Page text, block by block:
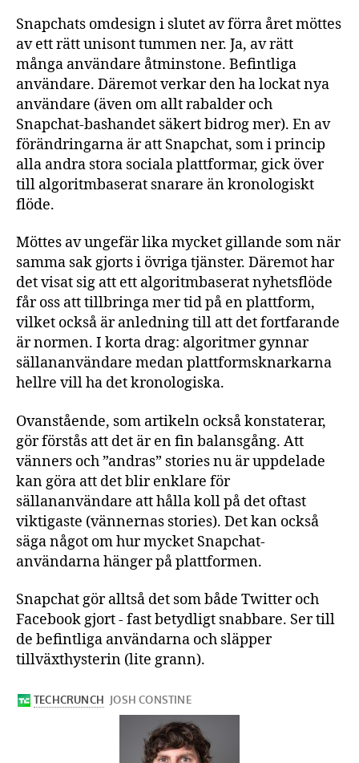
Snapchats omdesign i slutet av förra året möttes
av ett rätt unisont tummen ner. Ja, av rätt
många användare åtminstone. Befintliga
användare. Däremot verkar den ha lockat nya
användare (även om allt rabalder och
Snapchat-bashandet säkert bidrog mer). En av
förändringarna är att Snapchat, som i princip
alla andra stora sociala plattformar, gick över
till algoritmbaserat snarare än kronologiskt
flöde.
Möttes av ungefär lika mycket gillande som när
samma sak gjorts i övriga tjänster. Däremot har
det visat sig att ett algoritmbaserat nyhetsflöde
får oss att tillbringa mer tid på en plattform,
vilket också är anledning till att det fortfarande
är normen. I korta drag: algoritmer gynnar
sällananvändare medan plattformsknarkarna
hellre vill ha det kronologiska.
Ovanstående, som artikeln också konstaterar,
gör förstås att det är en fin balansgång. Att
vänners och ”andras” stories nu är uppdelade
kan göra att det blir enklare för
sällananvändare att hålla koll på det oftast
viktigaste (vännernas stories). Det kan också
säga något om hur mycket Snapchat-
användarna hänger på plattformen.
Snapchat gör alltså det som både Twitter och
Facebook gjort - fast betydligt snabbare. Ser till
de befintliga användarna och släpper
tillväxthysterin (lite grann).